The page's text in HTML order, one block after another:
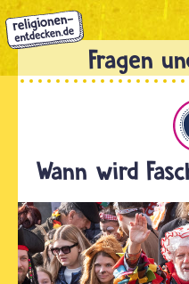
Direkt
zum
Inhalt
Wann wird